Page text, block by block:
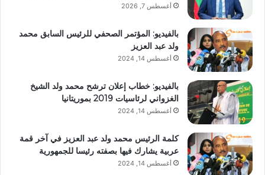
أغسطس 7, 2026
بالفيديو: المؤتمر الصحفي للرئيس السابق محمد
ولد عبد العزيز
أغسطس 14, 2024
بالفيديو: خطاب إعلان ترشح محمد ولد الشيخ
الغزواني لرئاسيات 2019 بموريتانيا
أغسطس 14, 2024
كلمة الرئيس محمد ولد عبد العزيز في آخر قمة
عربية يشارك فيها بصفته رئيسا للجمهورية
أغسطس 14, 2024